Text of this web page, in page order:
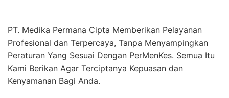
PT. Medika Permana Cipta Memberikan Pelayanan
Profesional dan Terpercaya, Tanpa Menyampingkan
Peraturan Yang Sesuai Dengan PerMenKes. Semua Itu
Kami Berikan Agar Terciptanya Kepuasan dan
Kenyamanan Bagi Anda.